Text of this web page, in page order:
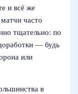
и всё же
часто
тщательно: по
— будь
или
в